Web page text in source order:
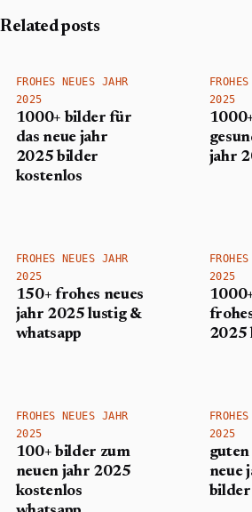
Related posts
FROHES NEUES JAHR
2025
1000+ bilder für
das neue jahr
2025 bilder
kostenlos
2025
jahr
FROHES NEUES JAHR
2025
150+ frohes neues
jahr​ 2025 lustig &
whatsapp
2025
2025
FROHES NEUES JAHR
2025
100+ bilder zum
neuen jahr 2025
kostenlos
2025
neue
bilder